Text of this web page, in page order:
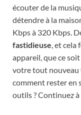
écouter de la
détendre à la
Kbps à 320 Kbps.
fastidieuse, et cela
appareil, que ce
votre tout nouveau
comment rester en
outils ? Continuez